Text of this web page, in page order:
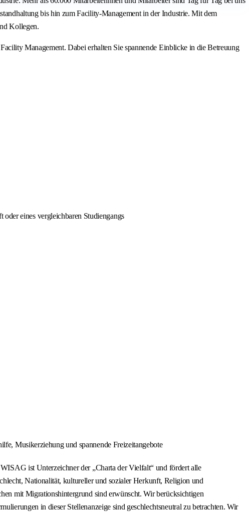
bis hin zum Facility-Management in der Industrie. Mit dem
Kollegen.
Management. Dabei erhalten Sie spannende Einblicke in die Betreuung
eines vergleichbaren Studiengangs
Musikerziehung und spannende Freizeitangebote
ist Unterzeichner der „Charta der Vielfalt“ und fördert alle
Nationalität, kultureller und sozialer Herkunft, Religion und
mit Migrationshintergrund sind erwünscht. Wir berücksichtigen
in dieser Stellenanzeige sind geschlechtsneutral zu betrachten. Wir